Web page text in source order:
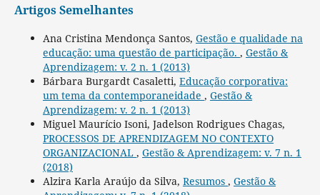
Artigos Semelhantes
Ana Cristina Mendonça Santos, Gestão e qualidade na
educação: uma questão de participação. , Gestão &
Aprendizagem: v. 2 n. 1 (2013)
Bárbara Burgardt Casaletti, Educação corporativa:
um tema da contemporaneidade , Gestão &
Aprendizagem: v. 2 n. 1 (2013)
Miguel Maurício Isoni, Jadelson Rodrigues Chagas,
PROCESSOS DE APRENDIZAGEM NO CONTEXTO
ORGANIZACIONAL , Gestão & Aprendizagem: v. 7 n. 1
(2018)
Alzira Karla Araújo da Silva, Resumos , Gestão &